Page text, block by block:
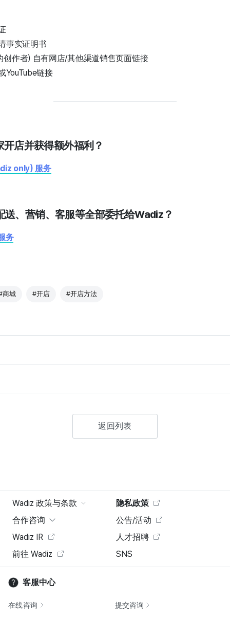
事实证明书
创作者) 自有网店/其他渠道销售页面链接
YouTube链接
店并获得额外福利？
only) 服务
送、营销、客服等全部委托给Wadiz？
务
商城 #开店 #开店方法
返回列表
Wadiz 政策与条款
隐私政策
合作咨询
公告/活动
Wadiz IR
人才招聘
前往 Wadiz
SNS
客服中心
在线咨询 提交咨询